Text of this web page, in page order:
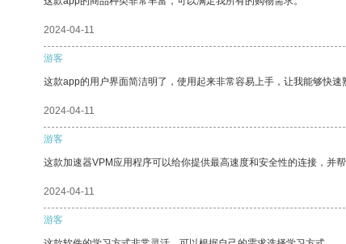
2024-04-11
游客
这款app的用户界面简洁明了，使用起来非常容易上手，让我能够快速
2024-04-11
游客
这款加速器VPM应用程序可以给你提供最高速度和安全性的连接，并帮
2024-04-11
游客